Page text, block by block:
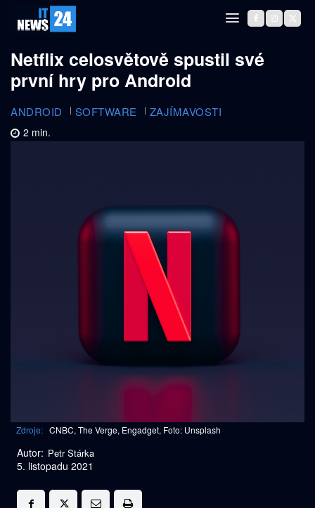
Netflix celosvětově spustil své
první hry pro Android
ANDROID SOFTWARE ZAJÍMAVOSTI
2 min.
Zdroje: CNBC, The Verge, Engadget, Foto: Unsplash
Autor: Petr Stárka
5. listopadu 2021